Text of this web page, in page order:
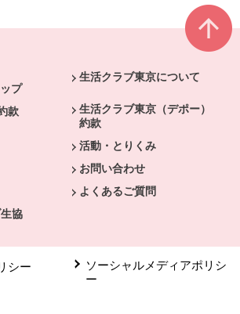
プ
生活クラブ東京について
款
生活クラブ東京（デポー）
約款
活動・とりくみ
お問い合わせ
よくあるご質問
協
シー
ソーシャルメディアポリシ
ー